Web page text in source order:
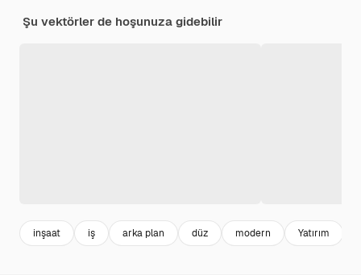
Şu vektörler de hoşunuza gidebilir
inşaat iş arka plan düz modern Yatırım